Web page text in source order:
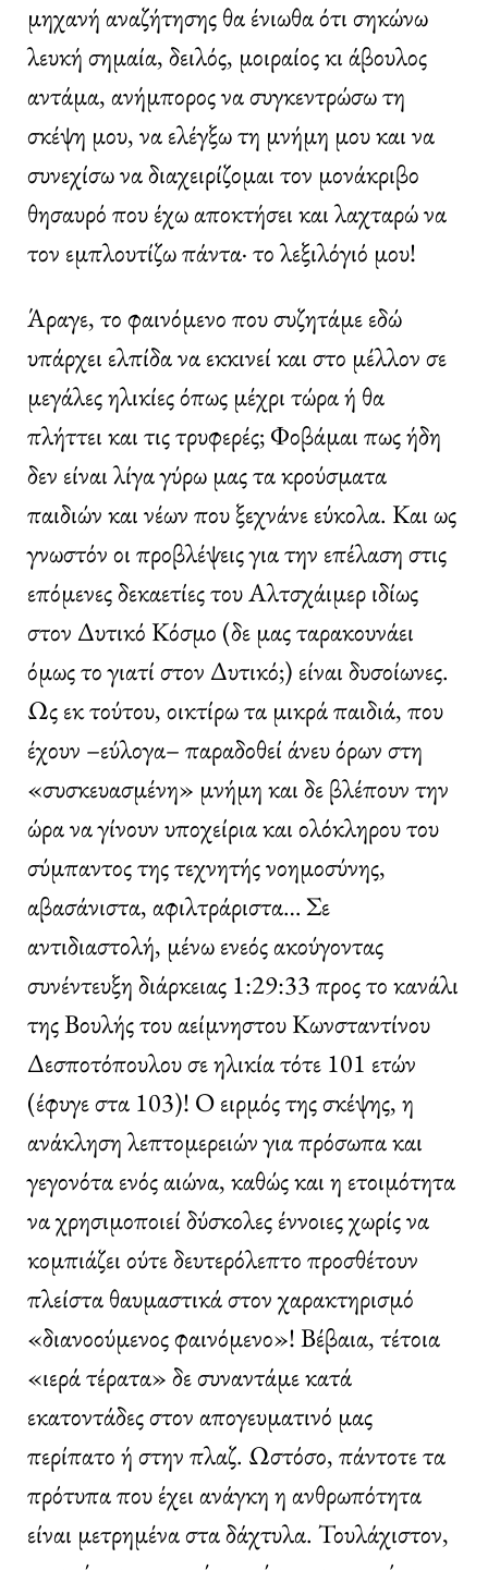
μηχανή αναζήτησης θα ένιωθα ότι σηκώνω
λευκή σημαία, δειλός, μοιραίος κι άβουλος
αντάμα, ανήμπορος να συγκεντρώσω τη
σκέψη μου, να ελέγξω τη μνήμη μου και να
συνεχίσω να διαχειρίζομαι τον μονάκριβο
θησαυρό που έχω αποκτήσει και λαχταρώ να
τον εμπλουτίζω πάντα· το λεξιλόγιό μου!
Άραγε, το φαινόμενο που συζητάμε εδώ
υπάρχει ελπίδα να εκκινεί και στο μέλλον σε
μεγάλες ηλικίες όπως μέχρι τώρα ή θα
πλήττει και τις τρυφερές; Φοβάμαι πως ήδη
δεν είναι λίγα γύρω μας τα κρούσματα
παιδιών και νέων που ξεχνάνε εύκολα. Και ως
γνωστόν οι προβλέψεις για την επέλαση στις
επόμενες δεκαετίες του Αλτσχάιμερ ιδίως
στον Δυτικό Κόσμο (δε μας ταρακουνάει
όμως το γιατί στον Δυτικό;) είναι δυσοίωνες.
Ως εκ τούτου, οικτίρω τα μικρά παιδιά, που
έχουν –εύλογα– παραδοθεί άνευ όρων στη
«συσκευασμένη» μνήμη και δε βλέπουν την
ώρα να γίνουν υποχείρια και ολόκληρου του
σύμπαντος της τεχνητής νοημοσύνης,
αβασάνιστα, αφιλτράριστα… Σε
αντιδιαστολή, μένω ενεός ακούγοντας
συνέντευξη διάρκειας 1:29:33 προς το κανάλι
της Βουλής του αείμνηστου Κωνσταντίνου
Δεσποτόπουλου σε ηλικία τότε 101 ετών
(έφυγε στα 103)! Ο ειρμός της σκέψης, η
ανάκληση λεπτομερειών για πρόσωπα και
γεγονότα ενός αιώνα, καθώς και η ετοιμότητα
να χρησιμοποιεί δύσκολες έννοιες χωρίς να
κομπιάζει ούτε δευτερόλεπτο προσθέτουν
πλείστα θαυμαστικά στον χαρακτηρισμό
«διανοούμενος φαινόμενο»! Βέβαια, τέτοια
«ιερά τέρατα» δε συναντάμε κατά
εκατοντάδες στον απογευματινό μας
περίπατο ή στην πλαζ. Ωστόσο, πάντοτε τα
πρότυπα που έχει ανάγκη η ανθρωπότητα
είναι μετρημένα στα δάχτυλα. Τουλάχιστον,